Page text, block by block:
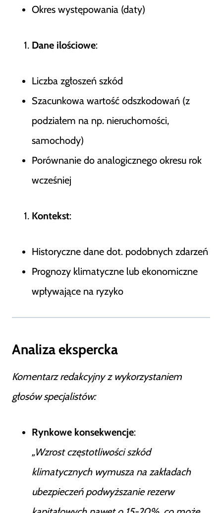
Okres występowania (daty)
Dane ilościowe:
Liczba zgłoszeń szkód
Szacunkowa wartość odszkodowań (z
podziałem na np. nieruchomości,
samochody)
Porównanie do analogicznego okresu rok
wcześniej
Kontekst:
Historyczne dane dot. podobnych zdarzeń
Prognozy klimatyczne lub ekonomiczne
wpływające na ryzyko
Analiza ekspercka
Komentarz redakcyjny z wykorzystaniem
głosów specjalistów:
Rynkowe konsekwencje:
„Wzrost częstotliwości szkód
klimatycznych wymusza na zakładach
ubezpieczeń podwyższanie rezerw